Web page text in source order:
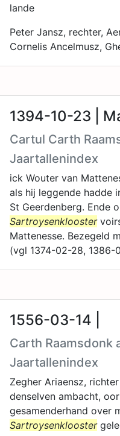
lande
Peter Jansz, rechter,
Cornelis Ancelmusz,
1394-10-23 |
Cartul Carth
Jaartallenindex
ick Wouter van
als hij leggende hadde
St Geerdenberg. Ende
Sartroysenklooster
Mattenesse. Bezegeld
(vgl 1374-02-28, 1386-
1556-03-14 |
Carth Raamsdonk
Jaartallenindex
Zegher Ariaensz,
denselven ambacht,
gesamenderhand over
Sartroysenklooster